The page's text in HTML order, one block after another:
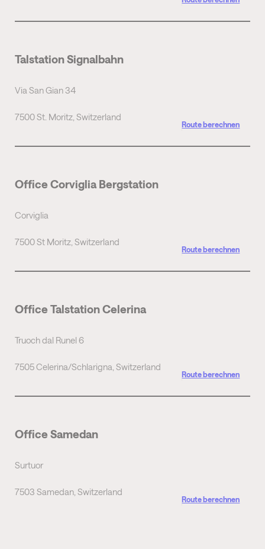
Talstation Signalbahn
Via San Gian 34
7500 St. Moritz, Switzerland
Route berechnen
Office Corviglia Bergstation
Corviglia
7500 St Moritz, Switzerland
Route berechnen
Office Talstation Celerina
Truoch dal Runel 6
7505 Celerina/Schlarigna, Switzerland
Route berechnen
Office Samedan
Surtuor
7503 Samedan, Switzerland
Route berechnen